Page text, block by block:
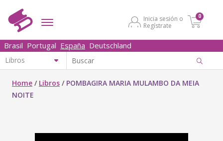
Inicia sesión o
Regístrate
0
Brasil Portugal España Deutschland
Home / Libros / POMBAGIRA MARIA MULAMBO DA MEIA
NOITE